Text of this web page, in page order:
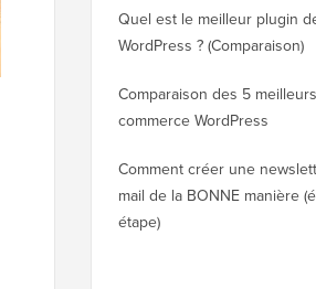
Quel est le meilleur plugin
WordPress ? (Comparaison)
Comparaison des 5
commerce WordPress
Comment créer une
mail de la BONNE manière
étape)